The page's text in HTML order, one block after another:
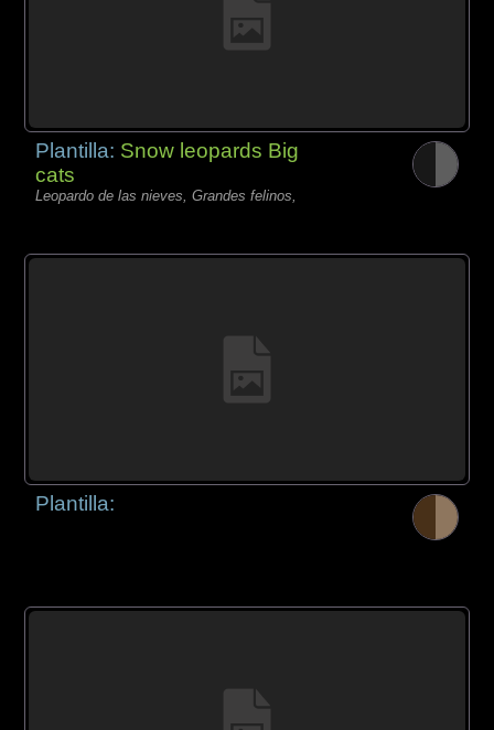
Plantilla: Snow leopards Big
cats
Leopardo de las nieves, Grandes felinos,
Plantilla: